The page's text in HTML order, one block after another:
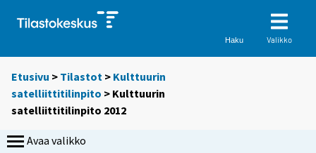
Haku Valikko
Etusivu > Tilastot > Kulttuurin
satelliittitilinpito > Kulttuurin
satelliittitilinpito 2012
Avaa valikko